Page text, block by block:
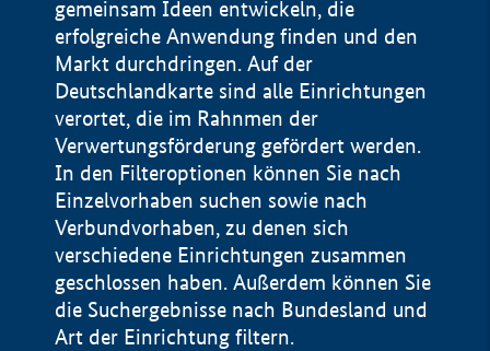
gemeinsam Ideen entwickeln, die
erfolgreiche Anwendung finden und den
Markt durchdringen. Auf der
Deutschlandkarte sind alle Einrichtungen
verortet, die im Rahnmen der
Verwertungsförderung gefördert werden.
In den Filteroptionen können Sie nach
Einzelvorhaben suchen sowie nach
Verbundvorhaben, zu denen sich
verschiedene Einrichtungen zusammen
geschlossen haben. Außerdem können Sie
die Suchergebnisse nach Bundesland und
Art der Einrichtung filtern.